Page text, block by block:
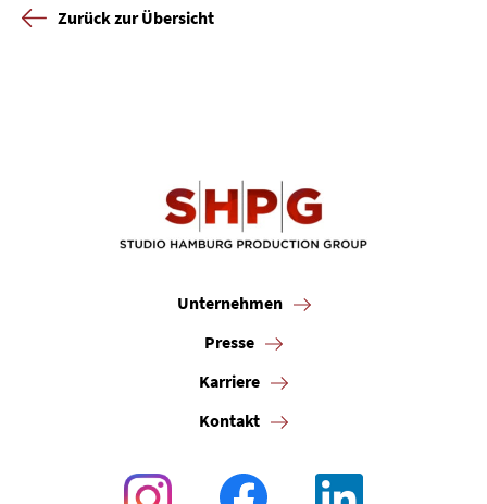
Zurück zur Übersicht
Unternehmen
Presse
Karriere
Kontakt